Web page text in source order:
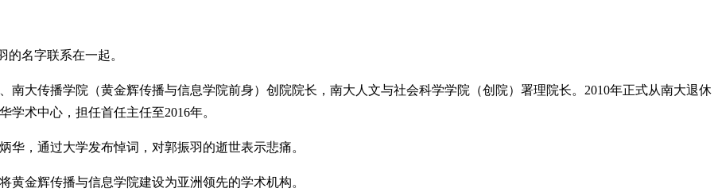
的名字联系在一起。
南大传播学院（黄金辉传播与信息学院前身）创院院长，南大人文与社会科学学院（创院）署理院长。2010年正式从南大退休
学术中心，担任首任主任至2016年。
，通过大学发布悼词，对郭振羽的逝世表示悲痛。
金辉传播与信息学院建设为亚洲领先的学术机构。